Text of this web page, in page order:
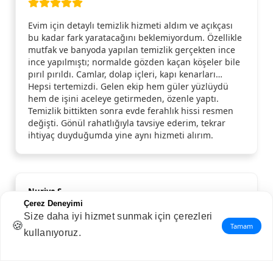
Evim için detaylı temizlik hizmeti aldım ve açıkçası
bu kadar fark yaratacağını beklemiyordum. Özellikle
mutfak ve banyoda yapılan temizlik gerçekten ince
ince yapılmıştı; normalde gözden kaçan köşeler bile
pırıl pırıldı. Camlar, dolap içleri, kapı kenarları…
Hepsi tertemizdi. Gelen ekip hem güler yüzlüydü
hem de işini aceleye getirmeden, özenle yaptı.
Temizlik bittikten sonra evde ferahlık hissi resmen
değişti. Gönül rahatlığıyla tavsiye ederim, tekrar
ihtiyaç duyduğumda yine aynı hizmeti alırım.
Nuriye S.
Çok memnun kaldım.
🍪
Çerez Deneyimi
Size daha iyi hizmet sunmak için çerezleri
kullanıyoruz.
Tamam